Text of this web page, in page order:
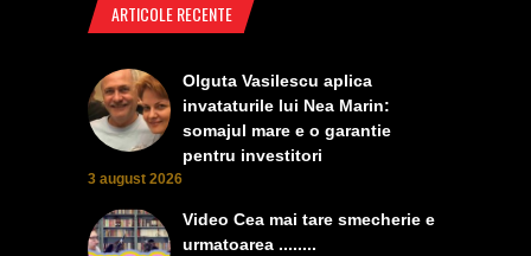
ARTICOLE RECENTE
Olguta Vasilescu aplica
invataturile lui Nea Marin:
somajul mare e o garantie
pentru investitori
3 august 2026
Video Cea mai tare smecherie e
urmatoarea ........